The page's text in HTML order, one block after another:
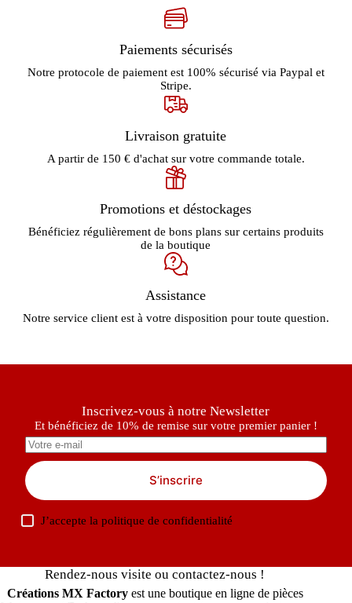
Paiements sécurisés
Notre protocole de paiement est 100% sécurisé via Paypal et
Stripe.
Livraison gratuite
A partir de 150 € d'achat sur votre commande totale.
Promotions et déstockages
Bénéficiez régulièrement de bons plans sur certains produits
de la boutique
Assistance
Notre service client est à votre disposition pour toute question.
Inscrivez-vous à notre Newsletter
Et bénéficiez de 10% de remise sur votre premier panier !
S’inscrire
J’accepte lapolitique de confidentialité
Rendez-nous visite ou contactez-nous !
Créations MX Factoryest une boutique en ligne de pièces